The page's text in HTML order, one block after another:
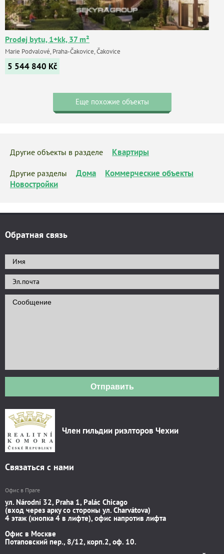
Prodej bytu, 1+kk, 37 m²
Marie Podvalové, Praha-Čakovice, Čakovice
5 544 840 Kč
Еще похожие объекты
Другие объекты в разделе Квартиры
Другие разделы Дома
Коммерческие объекты
Новостройки
Обратная связь
Отправить
Член гильдии риэлторов Чехии
Связаться с нами
Офис в Праге
ул. Národní 32, Praha 1, Palác Chicago
(вход через арку со стороны ул. Charvátova)
4 этаж (кнопка 4 в лифте), офис напротив лифта
Офис в Москве
Потаповский пер., 8/12, корп.2, оф. 10.